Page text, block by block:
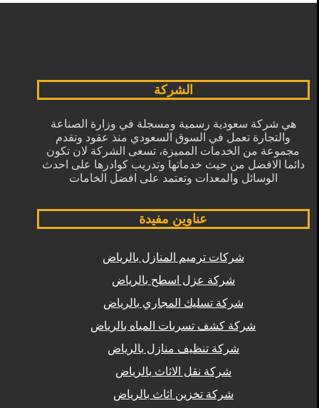
الشركة
هي شركة سعودية رسمية ومسجلة في وزارة الصناعة
والتجارة تعمل في السوق السعودي منذ عقود وتقدم
مجموعة من الخدمات المميزة، تسعى الشركة لان تكون
دائما الافضل من حيث خدماتها وتدريب كوادرها على احدث
الوسائل والمعدات وتعتمد على افضل الخامات
عناوين مفيدة
شركات ترميم المنازل بالرياض
شركة عزل اسطح بالرياض
شركة تسليك المجاري بالرياض
شركة كشف تسربات المياه بالرياض
شركة تنظيف منازل بالرياض
شركة نقل الاثاث بالرياض
شركة تخزين اثاث بالرياض